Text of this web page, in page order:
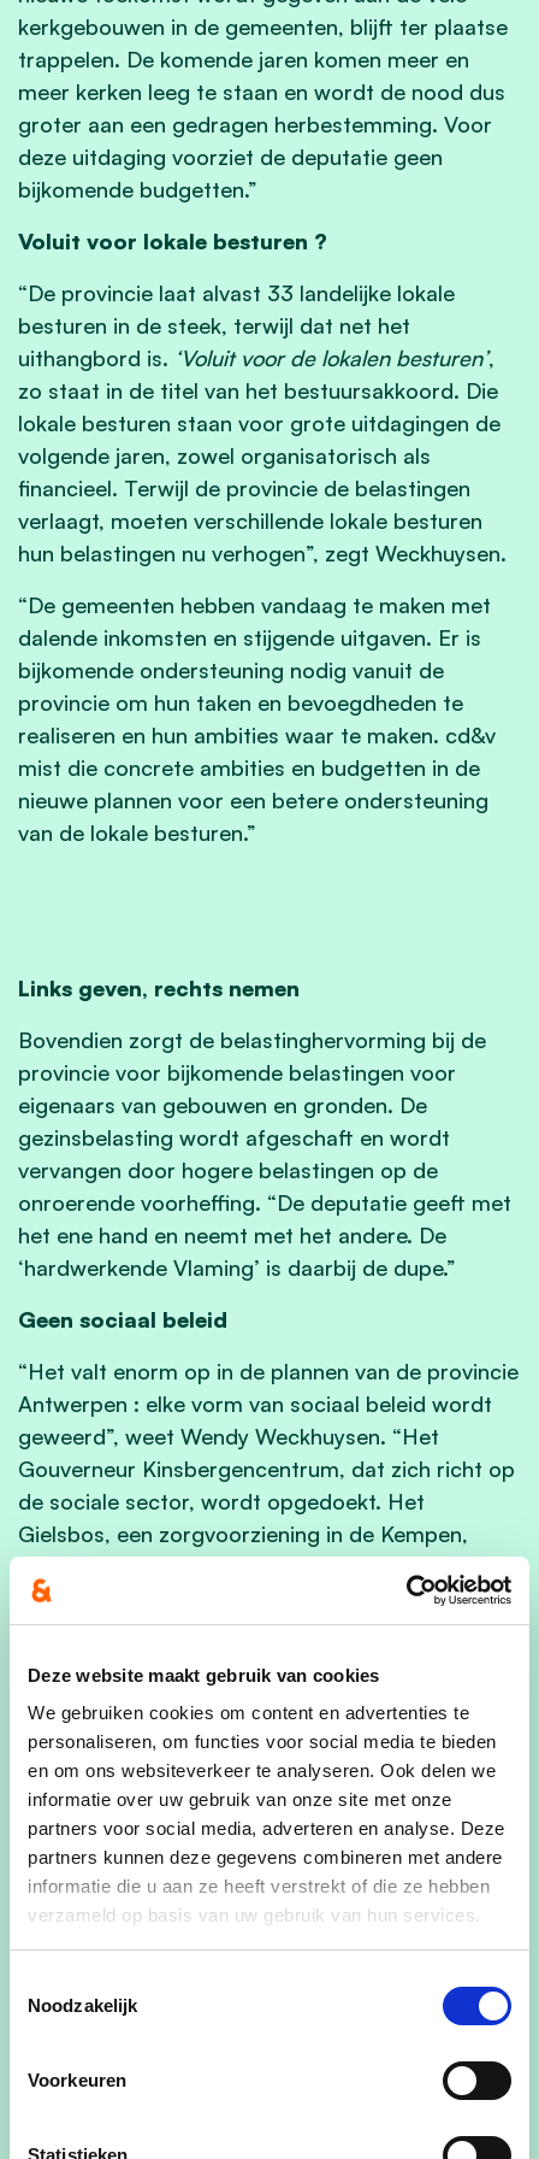
Deze website maakt gebruik van cookies
We gebruiken cookies om content en advertenties te
personaliseren, om functies voor social media te bieden
en om ons websiteverkeer te analyseren. Ook delen we
informatie over uw gebruik van onze site met onze
partners voor social media, adverteren en analyse. Deze
partners kunnen deze gegevens combineren met andere
informatie die u aan ze heeft verstrekt of die ze hebben
verzameld op basis van uw gebruik van hun services.
Noodzakelijk
Voorkeuren
Statistieken
kerkgebouwen in de gemeenten, blijft ter plaatse
trappelen. De komende jaren komen meer en
meer kerken leeg te staan en wordt de nood dus
groter aan een gedragen herbestemming. Voor
deze uitdaging voorziet de deputatie geen
bijkomende budgetten.”
Voluit voor lokale besturen ?
“De provincie laat alvast 33 landelijke lokale
besturen in de steek, terwijl dat net het
uithangbord is. ‘Voluit voor de lokalen besturen’,
zo staat in de titel van het bestuursakkoord. Die
lokale besturen staan voor grote uitdagingen de
volgende jaren, zowel organisatorisch als
financieel. Terwijl de provincie de belastingen
verlaagt, moeten verschillende lokale besturen
hun belastingen nu verhogen”, zegt Weckhuysen.
“De gemeenten hebben vandaag te maken met
dalende inkomsten en stijgende uitgaven. Er is
bijkomende ondersteuning nodig vanuit de
provincie om hun taken en bevoegdheden te
realiseren en hun ambities waar te maken. cd&v
mist die concrete ambities en budgetten in de
nieuwe plannen voor een betere ondersteuning
van de lokale besturen.”
Links geven, rechts nemen
Bovendien zorgt de belastinghervorming bij de
provincie voor bijkomende belastingen voor
eigenaars van gebouwen en gronden. De
gezinsbelasting wordt afgeschaft en wordt
vervangen door hogere belastingen op de
onroerende voorheffing. “De deputatie geeft met
het ene hand en neemt met het andere. De
‘hardwerkende Vlaming’ is daarbij de dupe.”
Geen sociaal beleid
“Het valt enorm op in de plannen van de provincie
Antwerpen : elke vorm van sociaal beleid wordt
geweerd”, weet Wendy Weckhuysen. “Het
Gouverneur Kinsbergencentrum, dat zich richt op
de sociale sector, wordt opgedoekt. Het
Gielsbos, een zorgvoorziening in de Kempen,
krijgt geen ondersteuning meer. Projecten van
sociale en inclusieve economie krijgen geen plaats
mee. We vragen ons luidop af waarom Vooruit
deze besparingen heeft laten passeren. Een partij
zorg’, wat doet die eigenlijk in deze coalitie ?”
Afslanking
“De deputatie realiseert met deze
meerjarenplannen een budgettaire afslanking van
het provinciebestuur”, aldus Wendy Weckhuysen.
“Het ziet ernaar uit dat N-VA en Vooruit de
cd&v is de provincie nog altijd een noodzakelijk
bestuursniveau tussen Vlaanderen en de lokale
besturen. Het kan inspelen op de ruimte die
Vlaanderen niet of te weinig met beleid invult,